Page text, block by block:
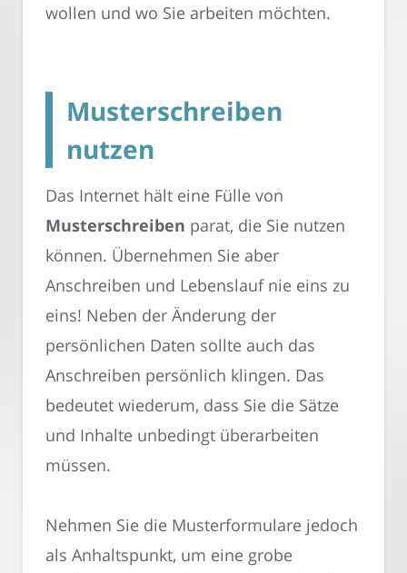
wollen und wo Sie arbeiten möchten.
Musterschreiben
nutzen
Das Internet hält eine Fülle von
Musterschreiben parat, die Sie nutzen
können. Übernehmen Sie aber
Anschreiben und Lebenslauf nie eins zu
eins! Neben der Änderung der
persönlichen Daten sollte auch das
Anschreiben persönlich klingen. Das
bedeutet wiederum, dass Sie die Sätze
und Inhalte unbedingt überarbeiten
müssen.
Nehmen Sie die Musterformulare jedoch
als Anhaltspunkt, um eine grobe